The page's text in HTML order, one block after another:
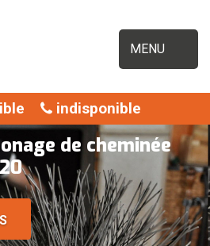
MENU
indisponible
de cheminée